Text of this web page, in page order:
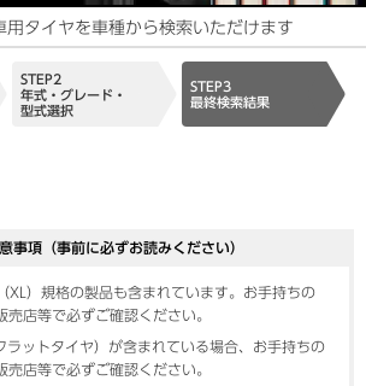
用タイヤを車種から検索いただけます
STEP2
年式・グレード・
型式選択
STEP3
最終検索結果
事項（事前に必ずお読みください）
XL）規格の製品も含まれています。お手持ちの
売店等で必ずご確認ください。
ラットタイヤ）が含まれている場合、お手持ちの
売店等で必ずご確認ください。